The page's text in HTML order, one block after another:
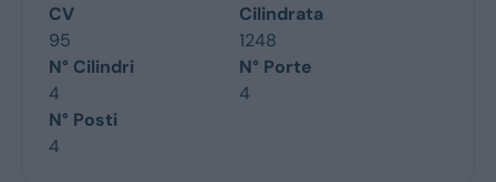
CV
95
Cilindrata
1248
N° Cilindri
4
N° Porte
4
N° Posti
4